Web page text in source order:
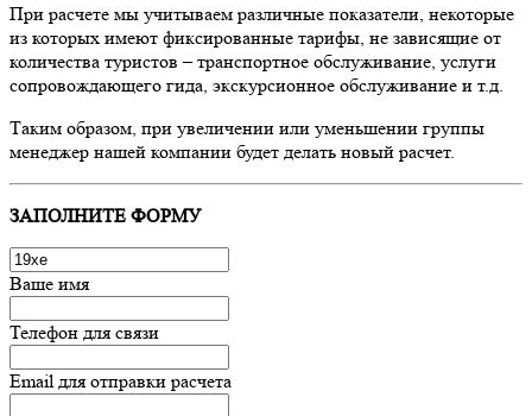
При расчете мы учитываем различные показатели, некоторые
из которых имеют фиксированные тарифы, не зависящие от
количества туристов – транспортное обслуживание, услуги
сопровождающего гида, экскурсионное обслуживание и т.д.
Таким образом, при увеличении или уменьшении группы
менеджер нашей компании будет делать новый расчет.
ЗАПОЛНИТЕ ФОРМУ
Ваше имя
Телефон для связи
Email для отправки расчета